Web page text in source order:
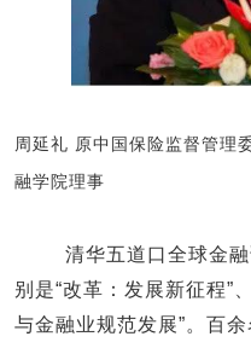
周延礼 原中国保险监督管理
融学院理事
清华五道口全球金
别是“改革：发展新征程”
与金融业规范发展”。百